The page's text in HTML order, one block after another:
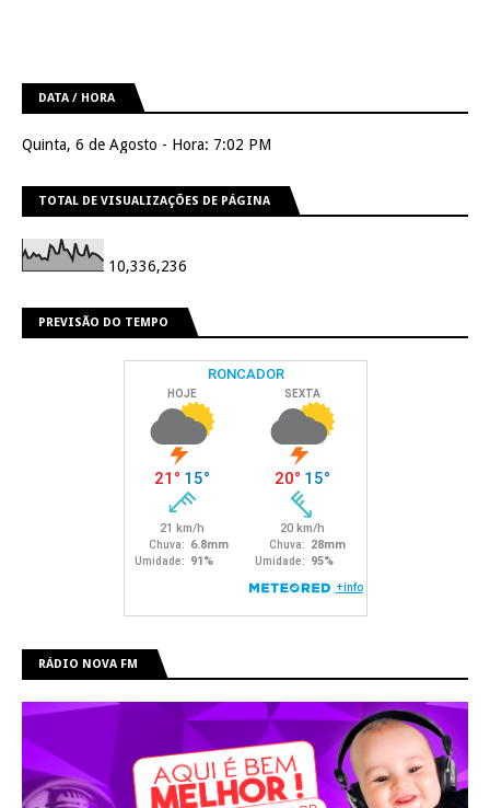
DATA / HORA
Quinta, 6 de Agosto - Hora: 7:02 PM
TOTAL DE VISUALIZAÇÕES DE PÁGINA
10,336,236
PREVISÃO DO TEMPO
RÁDIO NOVA FM